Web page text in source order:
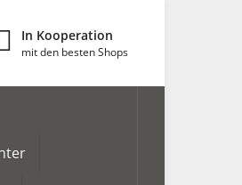
In Kooperation
mit den besten Shops